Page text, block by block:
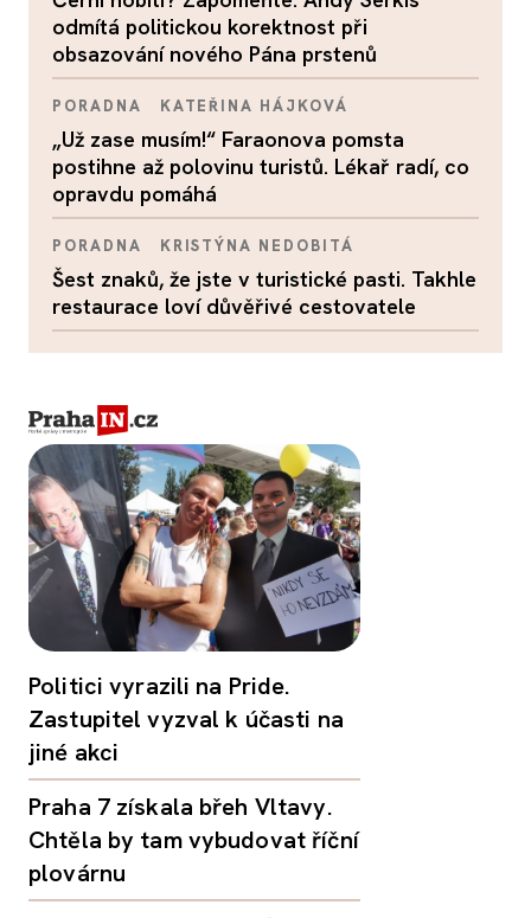
odmítá politickou korektnost při
obsazování nového Pána prstenů
PORADNA KATEŘINA HÁJKOVÁ
„Už zase musím!“ Faraonova pomsta
postihne až polovinu turistů. Lékař radí, co
opravdu pomáhá
PORADNA KRISTÝNA NEDOBITÁ
Šest znaků, že jste v turistické pasti. Takhle
restaurace loví důvěřivé cestovatele
Politici vyrazili na Pride.
Zastupitel vyzval k účasti na
jiné akci
Praha 7 získala břeh Vltavy.
Chtěla by tam vybudovat říční
plovárnu